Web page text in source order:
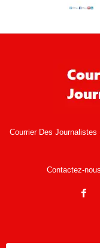
Courrier Des
Contactez-